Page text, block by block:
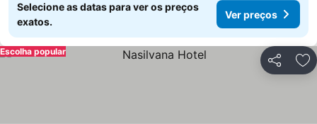
Selecione as datas para ver os preços
exatos.
Ver preços
Partilhar
Escolha popular